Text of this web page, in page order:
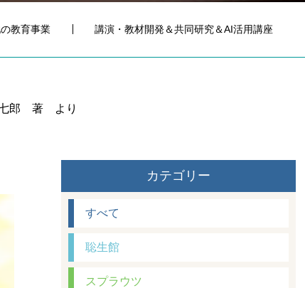
教育事業 講演・教材開発＆共同研究＆AI活用講座
七郎 著 より
カテゴリー
すべて
聡生館
スプラウツ